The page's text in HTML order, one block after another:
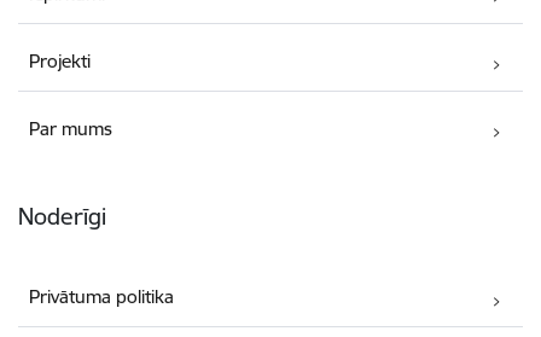
Projekti
Par mums
Noderīgi
Privātuma politika